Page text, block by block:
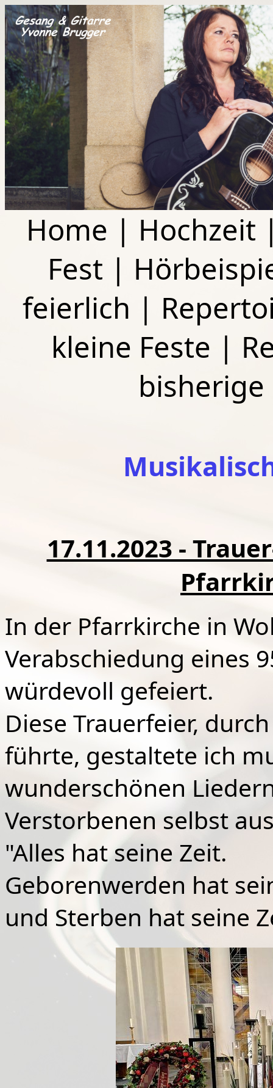
Home | Hochzeit
Fest |
feierlich |
kleine Feste |
17.11.2023 -
In der Pfarrkirche in
Verabschiedung eines
würdevoll gefeiert.
Diese Trauerfeier,
führte, gestaltete ich
wunderschönen
Verstorbenen selbst
"Alles hat seine Zeit.
Geborenwerden hat
und Sterben hat seine